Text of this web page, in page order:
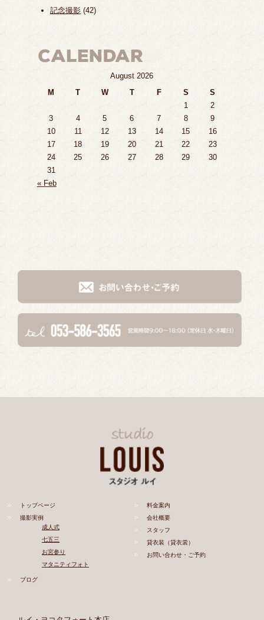
記念撮影 (42)
August 2026
M
T W T F S
S
1
2
3
4 5 6 7 8
9
10
11 12 13 14 15
16
17
18 19 20 21 22
23
24
25 26 27 28 29
30
31
« Feb
トップページ
撮影実例
成人式
七五三
お宮参り
マタニティフォト
ブログ
料金案内
会社概要
スタッフ
貸衣装（貸衣裳）
お問い合わせ・ご予約